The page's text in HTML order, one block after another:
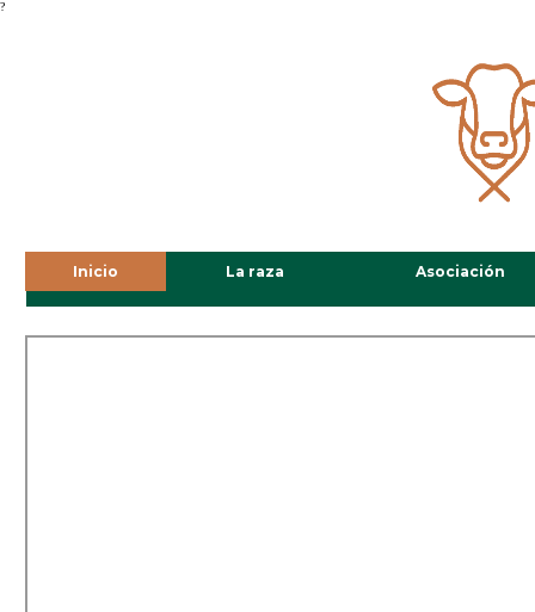
?
Inicio La raza Asociación